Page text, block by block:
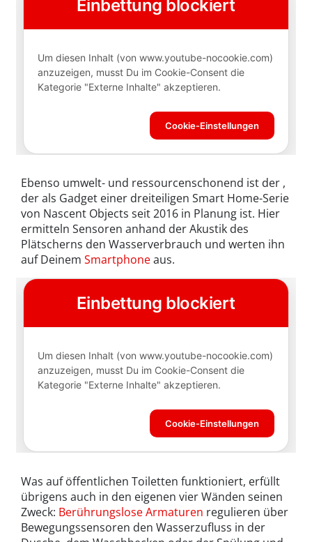
Ebenso umwelt- und ressourcenschonend ist der ,
der als Gadget einer dreiteiligen Smart Home-Serie
von Nascent Objects seit 2016 in Planung ist. Hier
ermitteln Sensoren anhand der Akustik des
Plätscherns den Wasserverbrauch und werten ihn
auf Deinem Smartphoneaus.
Was auf öffentlichen Toiletten funktioniert, erfüllt
übrigens auch in den eigenen vier Wänden seinen
Zweck: Berührungslose Armaturen regulieren über
Bewegungssensoren den Wasserzufluss in der